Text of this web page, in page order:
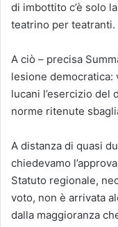
di imbottito c’è solo
teatrino per teatranti.
A ciò – precisa
lesione democratica:
lucani l’esercizio
norme ritenute
A distanza di quasi
chiedevamo
Statuto regionale,
voto, non è arrivata
dalla maggioranza